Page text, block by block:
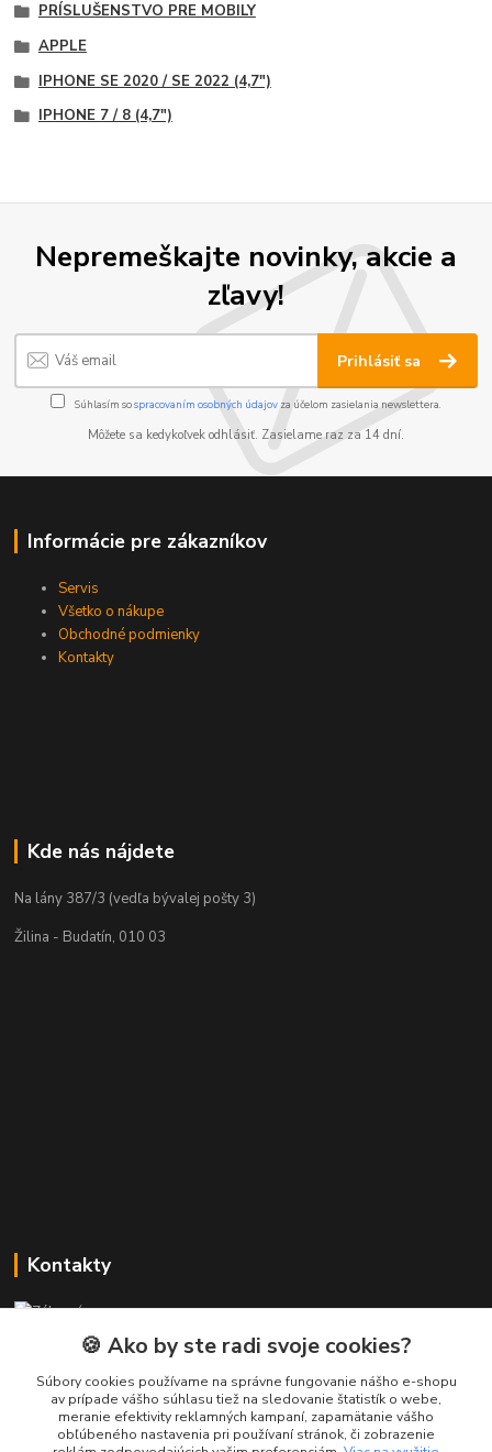
PRÍSLUŠENSTVO PRE MOBILY
APPLE
IPHONE SE 2020 / SE 2022 (4,7")
IPHONE 7 / 8 (4,7")
Nepremeškajte novinky, akcie a
zľavy!
Prihlásiť sa
Súhlasím sospracovaním osobných údajov za účelom zasielania newslettera.
Môžete sa kedykoľvek odhlásiť. Zasielame raz za 14 dní.
Informácie pre zákazníkov
Servis
Všetko o nákupe
Obchodné podmienky
Kontakty
Kde nás nájdete
Na lány 387/3 (vedľa bývalej pošty 3)
Žilina - Budatín, 010 03
Kontakty
+421 911 010 560
Po-Pia, 13-17 hod.
info@presmartfon.sk
🍪 Ako by ste radi svoje cookies?
Súbory cookies používame na správne fungovanie nášho e-shopu
av prípade vášho súhlasu tiež na sledovanie štatistík o webe,
meranie efektivity reklamných kampaní, zapamätanie vášho
obľúbeného nastavenia pri používaní stránok, či zobrazenie